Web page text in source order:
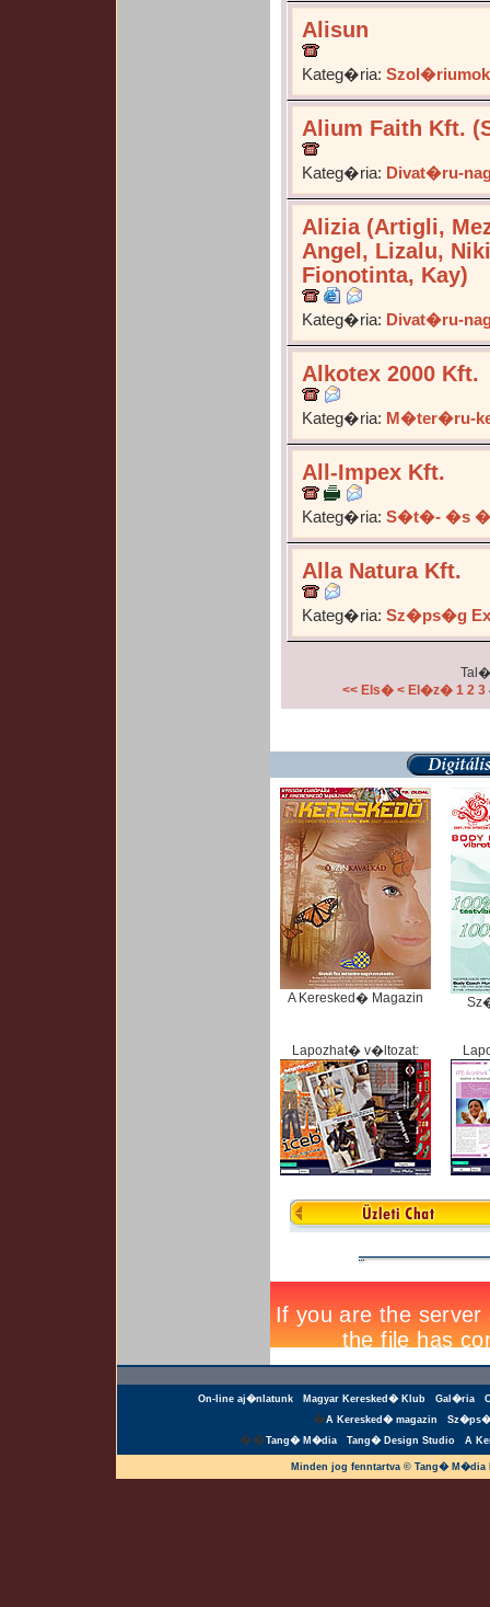
Alisun
Kateg�ria: Szol�riumok
Alium Faith Kft.
Kateg�ria: Divat�ru-
Alizia (Artigli,
Angel, Lizalu,
Fionotinta, Kay)
Kateg�ria: Divat�ru-
Alkotex 2000 Kft.
Kateg�ria: M�ter�ru-
All-Impex Kft.
Kateg�ria: S�t�- �s
Alla Natura Kft.
Kateg�ria: Sz�ps�g
<< Els� < El�z� 1 2 3
A Keresked� Magazin
Lapozhat� v�ltozat:
On-line aj�nlatunk Magyar Keresked� Klub Gal�ria
�A Keresked� magazin
��Tang� M�dia Tang� Design Studio A
Minden jog fenntartva © Tang�